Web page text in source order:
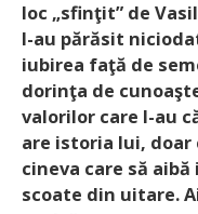
loc „sfinţit” de
l-au părăsit
iubirea faţă de
dorinţa de
valorilor care l-au
are istoria lui, doar
cineva care să
scoate din uitare.